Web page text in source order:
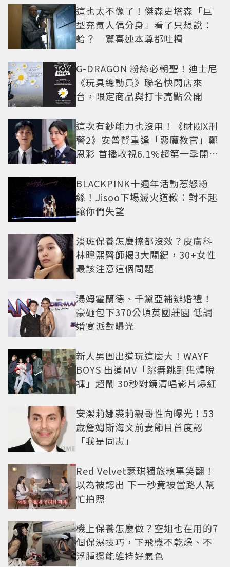
這也太不像了！傑森史塔森「巨
型充氣人偶分身」看了只想說：
蛤？ 驚喜連本尊都吐槽
G-DRAGON 粉絲必朝聖！迪士尼
《玩具總動員》聯名快閃店來
台，限定商品與打卡亮點公開
這次有鈔能力也沒用！《財閥X刑
警2》安普賢重逢「惡魔教官」鄭
恩彩 首播收視6.1%超第一季開紅
BLACKPINK十週年活動惹怒粉
絲！Jisoo下場滅火道歉：對不起
讓你們失望
淡斑保養怎麼擦都沒效？皮膚科
林暐熙醫師揭3大關鍵，30+女性
最該注意這個問題
湯姆霍蘭德、千黛亞補辦婚禮！
豪砸包下370公頃英國莊園 低調
婚宴派對曝光
新人男團出道玩這麼大！WAYF
BOYS 出道MV「跳舞跳到集體脫
褲」超鬧 30秒對鏡清唱影片爆紅
安潔莉娜裘莉親哥性向曝光！53
歲詹姆斯海文前妻節目首度認
「我是同志」
Red Velvet瑟琪獨旅糗事笑翻！
以為被認出 下一秒竟被當路人幫
忙拍照
機上保養怎麼做？空姐也在用的7
個保濕技巧，下飛機不乾燥、不
浮腫還能維持好氣色